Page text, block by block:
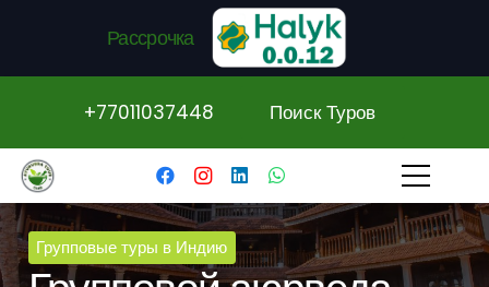
Рассрочка
+77011037448 Поиск Туров
Групповые туры в Индию